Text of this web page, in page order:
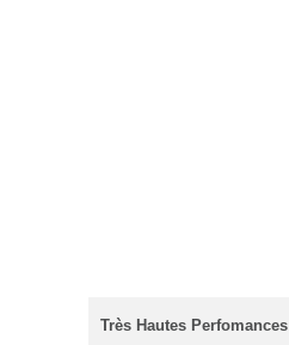
Très Hautes Perfomances